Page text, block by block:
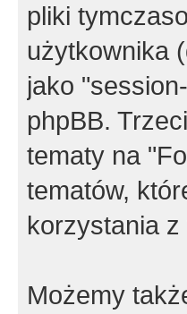
pliki
użytkownika
jako
phpBB.
tematy na
tematów,
korzystania z
Możemy